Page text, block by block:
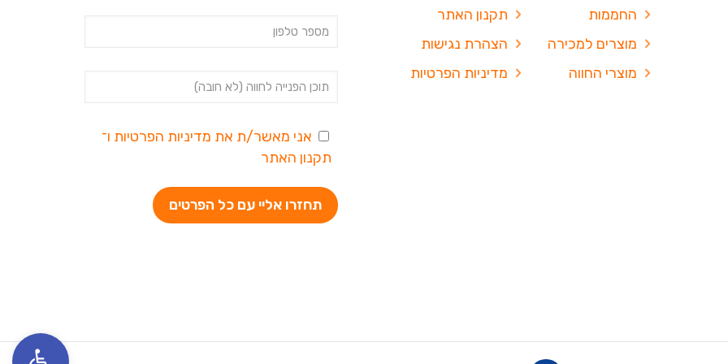
פתח סרגל
תקנון האתר
הצהרת נגישות
מדיניות הפרטיות
החממות
מוצרים למכירה
מוצרי החווה
אני מאשר/ת את מדיניות הפרטיות ו־
תקנון האתר